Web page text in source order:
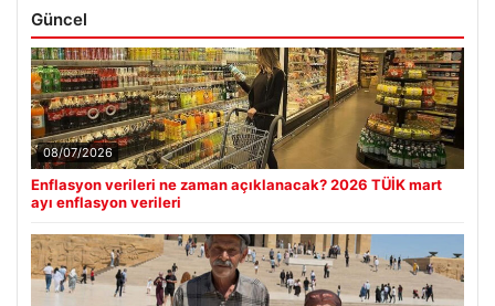
Güncel
08/07/2026
Enflasyon verileri ne zaman açıklanacak? 2026 TÜİK mart
ayı enflasyon verileri